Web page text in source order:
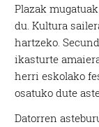
Plazak
du. Kultura
hartzeko.
ikasturte
herri eskolako
osatuko dute
Datorren